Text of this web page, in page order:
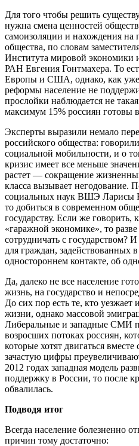
Для того чтобы решить
нужна смена ценностей
самоизоляции и нахождения на
общества, по словам
Института мировой
РАН Евгения Гонтмахера. То
Европы и США, однако, как уже
реформы население не
прослойки наблюдается не
максимум 15% россиян готовы
Эксперты выразили немало
российского общества:
социальной мобильности, и о
кризис имеет все меньше
растет — сокращение
класса вызывает негодование.
социальных наук ВШЭ Ларисы
то добиться в современном
государству. Если же говорить,
«гаражной экономике», то
сотрудничать с государством?
для граждан, задействованных
одностороннем контакте, об
Да, далеко не все население
жизнь, на государство и
До сих пор есть те, кто
жизни, однако массовой
Либеральные и западные СМИ
возросших потоках россиян,
которые хотят двигаться
зачастую цифры
2012 годах западная модель
поддержку в России, то после
обвалилась.
Подводя итог
Всегда население болезненно
причин тому достаточно: